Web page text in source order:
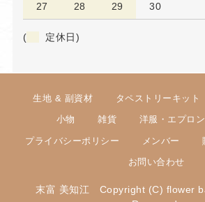
27 28 29 30
( 定休日)
生地 & 副資材 タペストリーキット
小物 雑貨 洋服・エプロン
プライバシーポリシー メンバー
お問い合わせ
末富 美知江 Copyright (C) flower